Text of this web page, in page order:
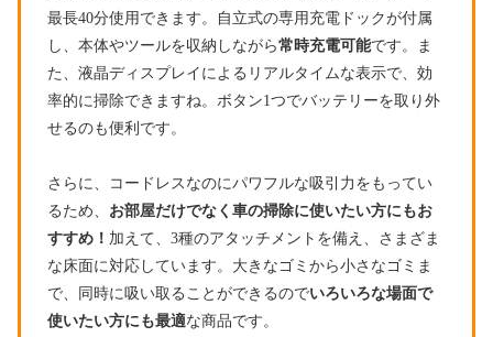
最長40分使用できます。自立式の専用充電ドックが付属
し、本体やツールを収納しながら常時充電可能です。ま
た、液晶ディスプレイによるリアルタイムな表示で、効
率的に掃除できますね。ボタン1つでバッテリーを取り外
せるのも便利です。
さらに、コードレスなのにパワフルな吸引力をもってい
るため、 お部屋だけでなく車の掃除に使いたい方にもお
すすめ！ 加えて、3種のアタッチメントを備え、さまざま
な床面に対応しています。大きなゴミから小さなゴミま
で、同時に吸い取ることができるのでいろいろな場面で
使いたい方にも最適な商品です。